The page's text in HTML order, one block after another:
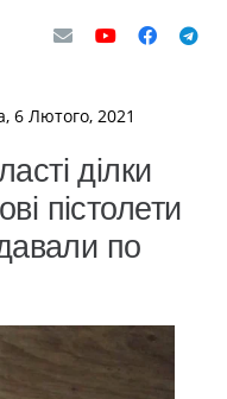
6 Лютого, 2021
ділки
пістолети
по